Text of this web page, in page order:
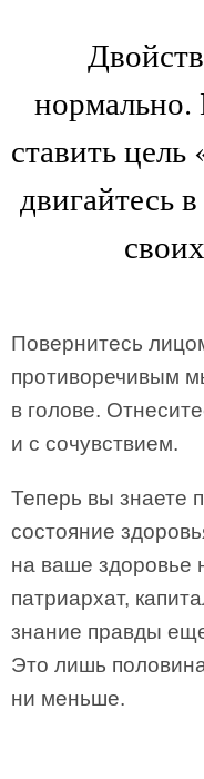
нормально.
ставить цель
двигайтесь
Повернитесь
противоречивым
в голове.
и с сочувствием.
Теперь вы знаете
состояние
на ваше здоровье
патриархат,
знание правды
Это лишь
ни меньше.